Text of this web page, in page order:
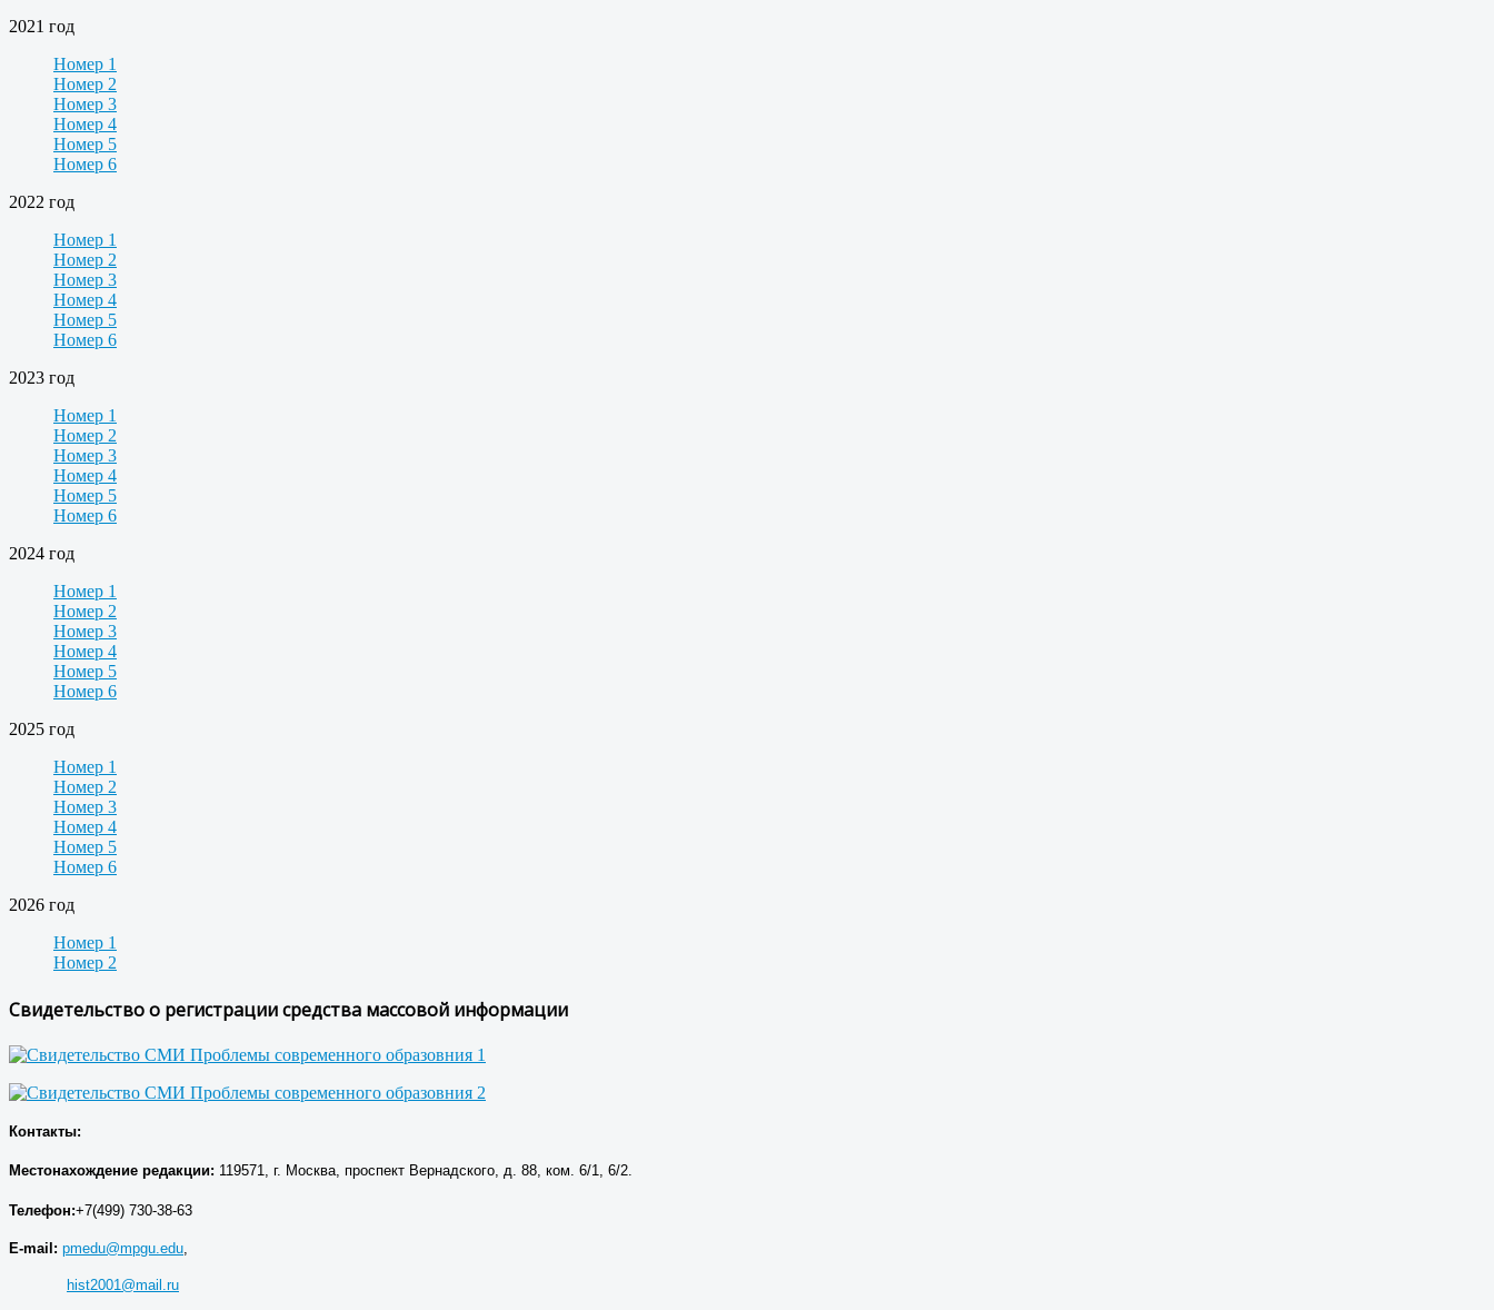
2021 год
Номер 1
Номер 2
Номер 3
Номер 4
Номер 5
Номер 6
2022 год
Номер 1
Номер 2
Номер 3
Номер 4
Номер 5
Номер 6
2023 год
Номер 1
Номер 2
Номер 3
Номер 4
Номер 5
Номер 6
2024 год
Номер 1
Номер 2
Номер 3
Номер 4
Номер 5
Номер 6
2025 год
Номер 1
Номер 2
Номер 3
Номер 4
Номер 5
Номер 6
2026 год
Номер 1
Номер 2
Свидетельство о регистрации средства массовой информации
Контакты:
Местонахождение редакции: 119571, г. Москва, проспект Вернадского, д. 88, ком. 6/1, 6/2.
Телефон:+7(499) 730-38-63
E-mail: pmedu@mpgu.edu
hist2001@mail.ru